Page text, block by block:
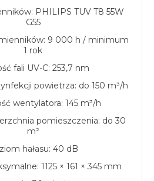
PHILIPS TUV T8 55W
G55
9 000 h / minimum
1 rok
fali UV-C: 253,7 nm
powietrza: do 150 m³/h
wentylatora: 145 m³/h
pomieszczenia: do 30
m²
hałasu: 40 dB
1125 × 161 × 345 mm